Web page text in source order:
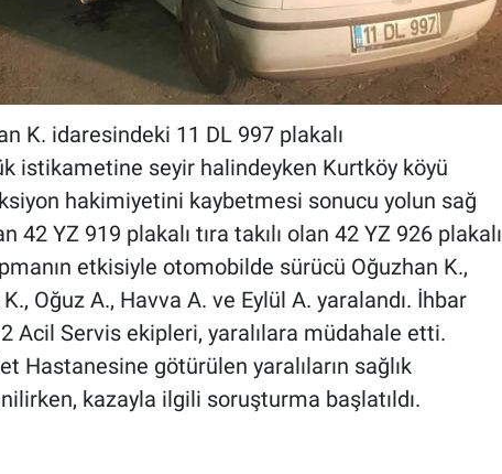
K. idaresindeki 11 DL 997 plakalı
istikametine seyir halindeyken Kurtköy köyü
hakimiyetini kaybetmesi sonucu yolun sağ
42 YZ 919 plakalı tıra takılı olan 42 YZ 926 plakalı
etkisiyle otomobilde sürücü Oğuzhan K.,
Oğuz A., Havva A. ve Eylül A. yaralandı. İhbar
Acil Servis ekipleri, yaralılara müdahale etti.
Hastanesine götürülen yaralıların sağlık
kazayla ilgili soruşturma başlatıldı.